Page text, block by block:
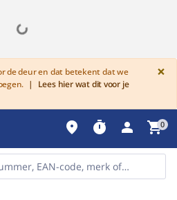
de deur en dat betekent dat we
|
Lees hier wat dit voor je
×
place timer person shopping_cart0